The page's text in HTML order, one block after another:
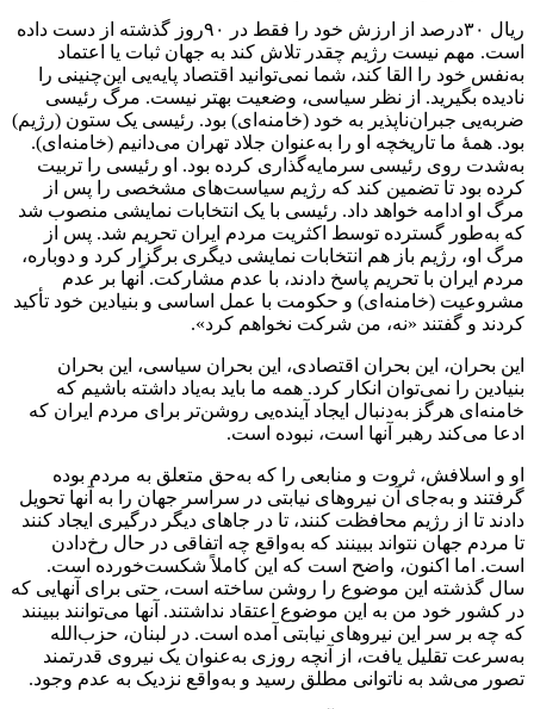
ریال ۳۰درصد از ارزش خود را فقط در ۹۰روز گذشته از دست داده
است. مهم نیست رژیم چقدر تلاش کند به جهان ثبات یا اعتماد
به‌نفس خود را القا کند، شما نمی‌توانید اقتصاد پایه‌یی این‌چنینی را
نادیده بگیرید. از نظر سیاسی، وضعیت بهتر نیست. مرگ رئیسی
ضربه‌یی جبران‌ناپذیر به خود (خامنه‌ای) بود. رئیسی یک ستون (رژیم)
بود. همهٔ ما تاریخچه او را به‌عنوان جلاد تهران می‌دانیم (خامنه‌ای).
به‌شدت روی رئیسی سرمایه‌گذاری کرده بود. او رئیسی را تربیت
کرده بود تا تضمین کند که رژیم سیاست‌های مشخصی را پس از
مرگ او ادامه خواهد داد. رئیسی با یک انتخابات نمایشی منصوب شد
که به‌طور گسترده توسط اکثریت مردم ایران تحریم شد. پس از
مرگ او، رژیم باز هم انتخابات نمایشی دیگری برگزار کرد و دوباره،
مردم ایران با تحریم پاسخ دادند، با عدم مشارکت. آنها بر عدم
مشروعیت (خامنه‌ای) و حکومت با عمل اساسی و بنیادین خود تأکید
کردند و گفتند «نه، من شرکت نخواهم کرد».
این بحران، این بحران اقتصادی، این بحران سیاسی، این بحران
بنیادین را نمی‌توان انکار کرد. همه ما باید به‌یاد داشته باشیم که
خامنه‌ای هرگز به‌دنبال ایجاد آینده‌یی روشن‌تر برای مردم ایران که
ادعا می‌کند رهبر آنها است، نبوده است.
او و اسلافش، ثروت و منابعی را که به‌حق متعلق به مردم بوده
گرفتند و به‌جای آن نیروهای نیابتی در سراسر جهان را به آنها تحویل
دادند تا از رژیم محافظت کنند، تا در جاهای دیگر درگیری ایجاد کنند
تا مردم جهان نتواند ببینند که به‌واقع چه اتفاقی در حال رخ‌دادن
است. اما اکنون، واضح است که این کاملاً شکست‌خورده است.
سال گذشته این موضوع را روشن ساخته است، حتی برای آنهایی که
در کشور خود من به این موضوع اعتقاد نداشتند. آنها می‌توانند ببینند
که چه بر سر این نیروهای نیابتی آمده است. در لبنان، حزب‌الله
به‌سرعت تقلیل یافت، از آنچه روزی به‌عنوان یک نیروی قدرتمند
تصور می‌شد به ناتوانی مطلق رسید و به‌واقع نزدیک به عدم وجود.